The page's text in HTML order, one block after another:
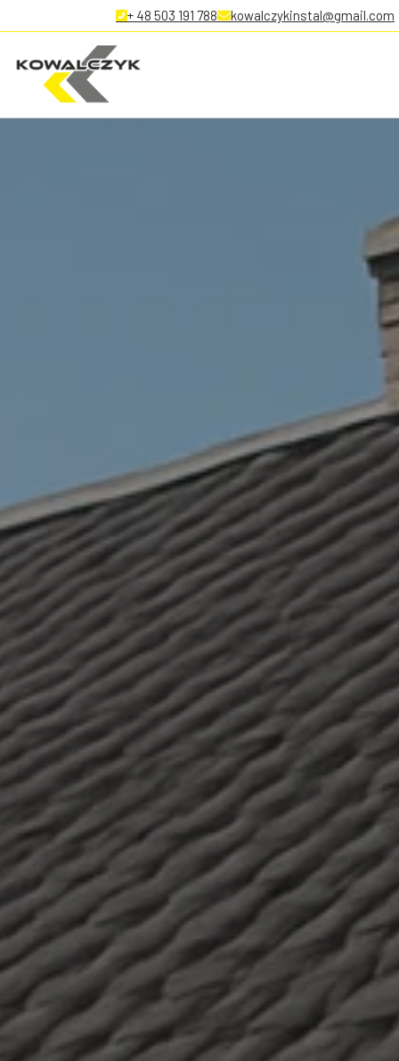
+ 48 503 191 788 kowalczykinstal@gmail.com